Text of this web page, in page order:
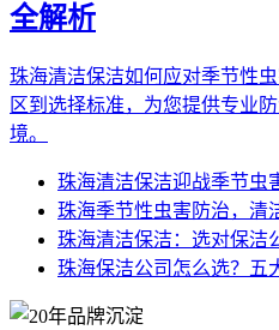
全解析
珠海清洁保洁如何应对季节性
区到选择标准，为您提供专业
境。
珠海清洁保洁迎战季节虫
珠海季节性虫害防治，清
珠海清洁保洁：选对保洁
珠海保洁公司怎么选？五